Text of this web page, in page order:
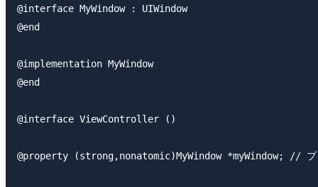
@interface MyWindow : UIWindow
@end
@implementation MyWindow
@end
@interface ViewController ()
@property (strong,nonatomic)MyWindow *myWindow; // プ